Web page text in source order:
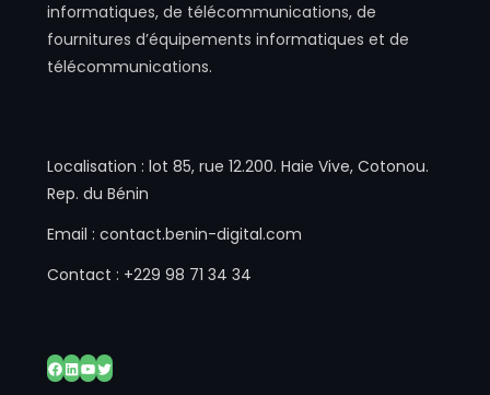
informatiques, de télécommunications, de
fournitures d’équipements informatiques et de
télécommunications.
Localisation : lot 85, rue 12.200. Haie Vive, Cotonou.
Rep. du Bénin
Email : contact.benin-digital.com
Contact : +229 98 71 34 34
Facebook
LinkedIn
YouTube
Twitter